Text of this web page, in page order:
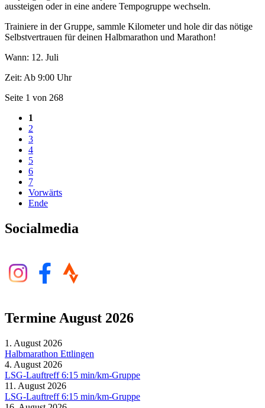
aussteigen oder in eine andere Tempogruppe wechseln.
Trainiere in der Gruppe, sammle Kilometer und hole dir das nötige
Selbstvertrauen für deinen Halbmarathon und Marathon!
Wann: 12. Juli
Zeit: Ab 9:00 Uhr
Seite 1 von 268
1
2
3
4
5
6
7
Vorwärts
Ende
Socialmedia
Termine August 2026
1. August 2026
Halbmarathon Ettlingen
4. August 2026
LSG-Lauftreff 6:15 min/km-Gruppe
11. August 2026
LSG-Lauftreff 6:15 min/km-Gruppe